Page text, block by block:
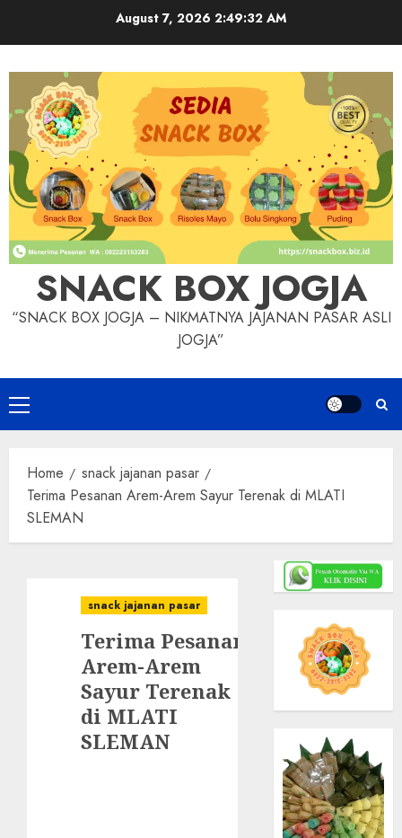
August 7, 2026 2:49:33 AM
SNACK BOX JOGJA
“SNACK BOX JOGJA – NIKMATNYA JAJANAN PASAR ASLI
JOGJA”
Primary
Menu
Home
snack jajanan pasar
Terima Pesanan Arem-Arem Sayur Terenak di MLATI
SLEMAN
snack jajanan pasar
Terima Pesanan
Arem-Arem
Sayur Terenak
di MLATI
SLEMAN